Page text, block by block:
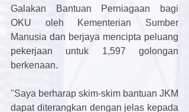
Galakan Bantuan Perniagaan bagi
OKU oleh Kementerian Sumber
Manusia dan berjaya mencipta peluang
pekerjaan untuk 1,597 golongan
berkenaan.
"Saya berharap skim-skim bantuan JKM
dapat diterangkan dengan jelas kepada